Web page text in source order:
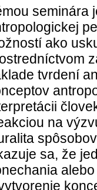
seminára
ako
tvrdení
na
sa, že